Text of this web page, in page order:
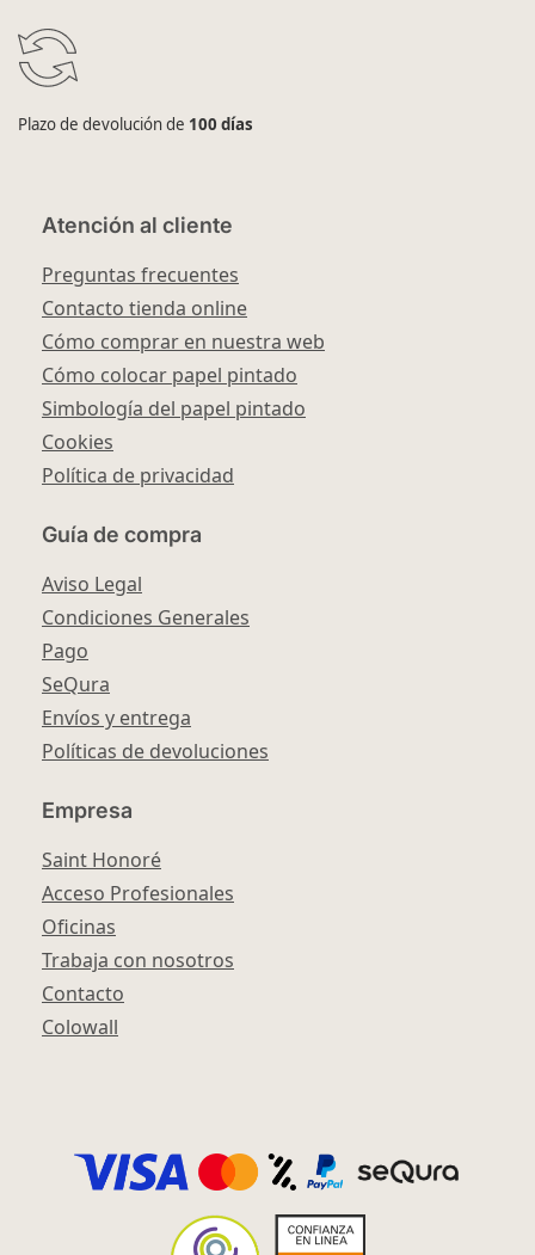
Plazo de devolución de 100 días
Atención al cliente
Preguntas frecuentes
Contacto tienda online
Cómo comprar en nuestra web
Cómo colocar papel pintado
Simbología del papel pintado
Cookies
Política de privacidad
Guía de compra
Aviso Legal
Condiciones Generales
Pago
SeQura
Envíos y entrega
Políticas de devoluciones
Empresa
Saint Honoré
Acceso Profesionales
Oficinas
Trabaja con nosotros
Contacto
Colowall